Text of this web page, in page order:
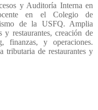
y Auditoría Interna en
en el Colegio de
de la USFQ. Amplia
y restaurantes, creación de
finanzas, y operaciones.
tributaria de restaurantes y